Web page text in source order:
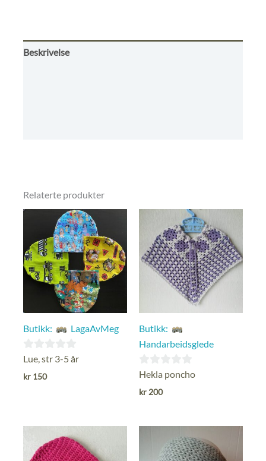
Beskrivelse
Relaterte produkter
Butikk: LagaAvMeg
0
ut
Lue, str 3-5 år
kr 150
Butikk:
Handarbeidsglede
0
ut
Hekla poncho
kr 200